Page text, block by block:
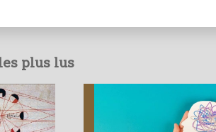
plus lus